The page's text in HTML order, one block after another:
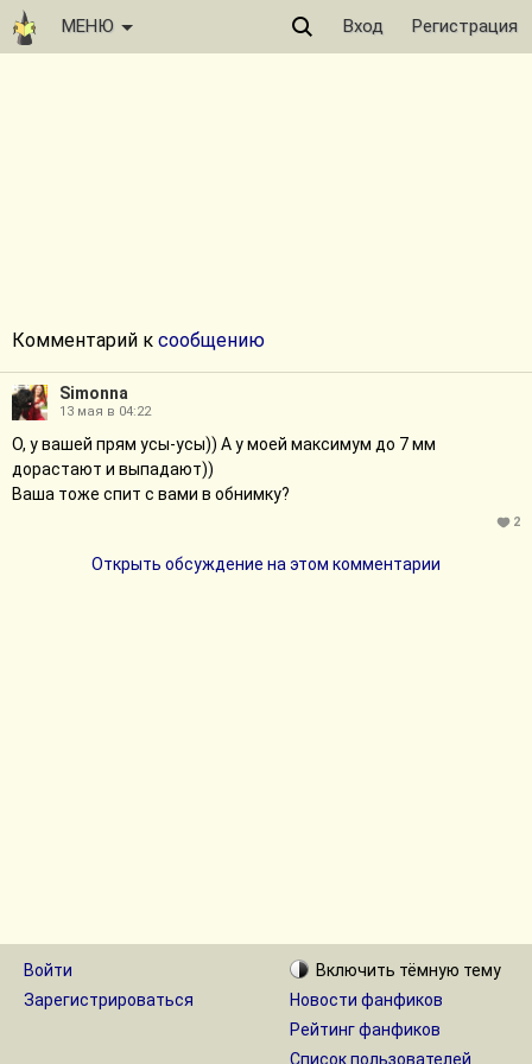
МЕНЮ Вход Регистрация
Комментарий к сообщению
Simonna
13 мая в 04:22
О, у вашей прям усы-усы)) А у моей максимум до 7 мм
дорастают и выпадают))
Ваша тоже спит с вами в обнимку?
2
Открыть обсуждение на этом комментарии
Войти
Зарегистрироваться
Включить тёмную тему
Новости фанфиков
Рейтинг фанфиков
Список пользователей